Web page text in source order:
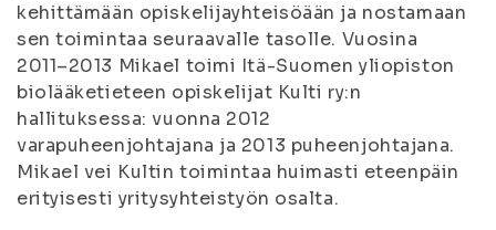
kehittämään opiskelijayhteisöään ja nostamaan
sen toimintaa seuraavalle tasolle. Vuosina
2011–2013 Mikael toimi Itä-Suomen yliopiston
biolääketieteen opiskelijat Kulti ry:n
hallituksessa: vuonna 2012
varapuheenjohtajana ja 2013 puheenjohtajana.
Mikael vei Kultin toimintaa huimasti eteenpäin
erityisesti yritysyhteistyön osalta.